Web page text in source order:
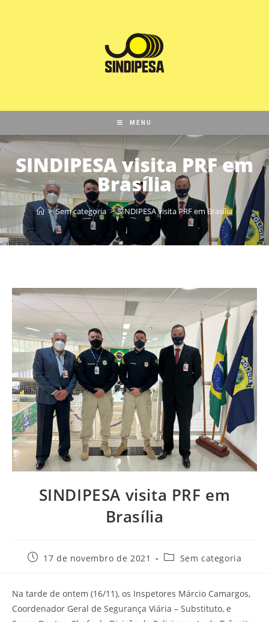
MENU
SINDIPESA visita PRF em
Brasília
> Sem categoria > SINDIPESA visita PRF em Brasília
SINDIPESA visita PRF em
Brasília
17 de novembro de 2021 Sem categoria
Na tarde de ontem (16/11), os Inspetores Márcio Camargos,
Coordenador Geral de Segurança Viária – Substituto, e